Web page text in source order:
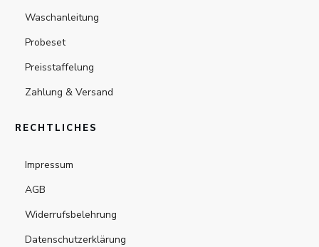
Waschanleitung
Probeset
Preisstaffelung
Zahlung & Versand
RECHTLICHES
Impressum
AGB
Widerrufsbelehrung
Datenschutzerklärung